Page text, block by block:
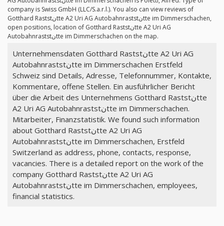
company is Swiss GmbH (LLC/S.a.r.l.). You also can view reviews of
Gotthard Raststنtte A2 Uri AG Autobahnraststنtte im Dimmerschachen,
open positions, location of Gotthard Raststنtte A2 Uri AG
Autobahnraststنtte im Dimmerschachen on the map.
Unternehmensdaten Gotthard Raststنtte A2 Uri AG
Autobahnraststنtte im Dimmerschachen Erstfeld
Schweiz sind Details, Adresse, Telefonnummer, Kontakte,
Kommentare, offene Stellen. Ein ausführlicher Bericht
über die Arbeit des Unternehmens Gotthard Raststنtte
A2 Uri AG Autobahnraststنtte im Dimmerschachen.
Mitarbeiter, Finanzstatistik. We found such information
about Gotthard Raststنtte A2 Uri AG
Autobahnraststنtte im Dimmerschachen, Erstfeld
Switzerland as address, phone, contacts, response,
vacancies. There is a detailed report on the work of the
company Gotthard Raststنtte A2 Uri AG
Autobahnraststنtte im Dimmerschachen, employees,
financial statistics.